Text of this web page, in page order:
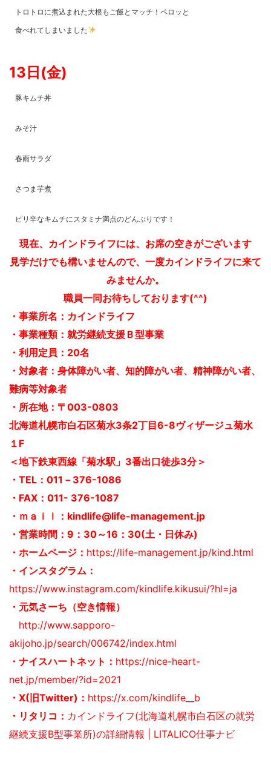
トロトロに煮込まれた大根もご飯とマッチ！ペロッと
食べれてしまいました
13日(金)
豚キムチ丼
みそ汁
春雨サラダ
さつま芋煮
ピリ辛なキムチにスタミナ満点のどんぶりです！
現在、カインドライフには、お席の空きがございます
見学だけでも構いませんので、一度カインドライフに来て
みませんか。
職員一同お待ちしております(^^)
・事業所名：カインドライフ
・事業種類：就労継続支援Ｂ型事業
・利用定員：20名
・対象者：身体障がい者、知的障がい者、精神障がい者、
難病等対象者
・所在地：〒003-0803
北海道札幌市白石区菊水3条2丁目6-8ヴィザージュ菊水
１F
＜地下鉄東西線「菊水駅」3番出口徒歩3分＞
・TEL：011－376-1086
・FAX：011- 376-1087
・ｍａｉｌ：kindlife@life-management.jp
・営業時間：9：30～16：30(土・日休み)
・ホームページ： https://life-management.jp/kind.html
・インスタグラム：
https://www.instagram.com/kindlife.kikusui/?hl=ja
・元気さーち（空き情報）
http://www.sapporo-
akijoho.jp/search/006742/index.html
・ナイスハートネット： https://nice-heart-
net.jp/member/?id=2021
・X(旧Twitter)： https://x.com/kindlife__b
・リタリコ： カインドライフ(北海道札幌市白石区の就労
継続支援B型事業所)の詳細情報 | LITALICO仕事ナビ